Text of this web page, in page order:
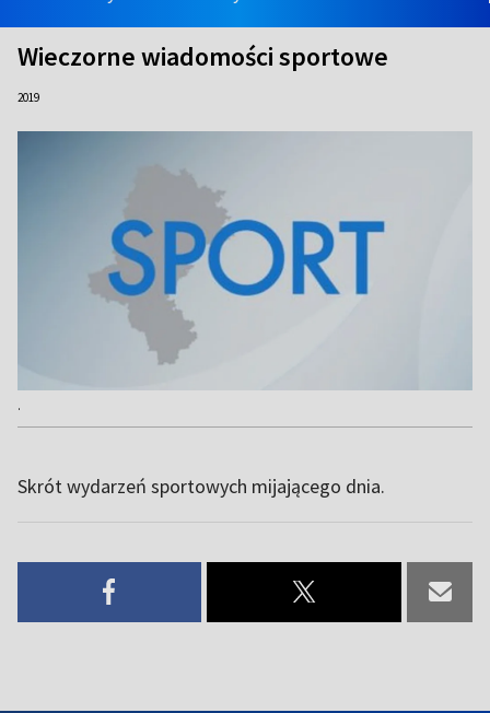
Wieczorne wiadomości sportowe
2019
.
Skrót wydarzeń sportowych mijającego dnia.